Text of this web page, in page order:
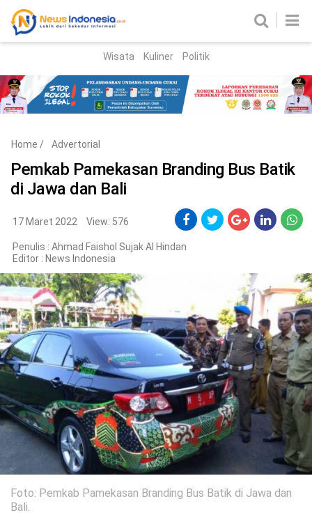
Parlemen
News Madura
Nasional
Peristiwa
Hukum Kriminal
Korupsi
Politik
Gaya Hidup
Kesehatan Kuliner
Otomotif
Iptek
Pendidikan Ilmiah
Wisata Kuliner Politik
Home / Advertorial
Pemkab Pamekasan Branding Bus Batik
di Jawa dan Bali
17 Maret 2022 View: 576
Penulis : Ahmad Faishol Sujak Al Hindan
Editor : News Indonesia
Foto: Pemkab Pamekasan Branding Bus Batik di Jawa dan
Bali.